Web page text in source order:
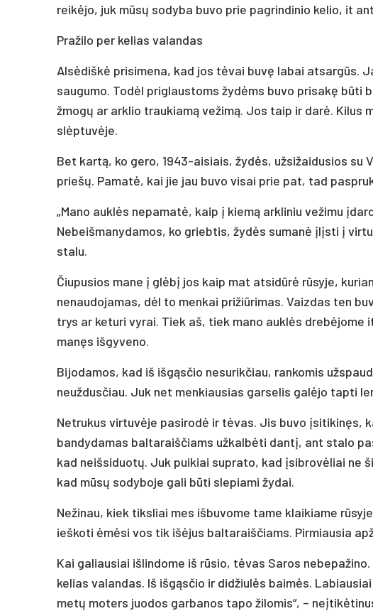
reikėjo, juk mūsų sodyba buvo prie pagrindinio kelio, it
Pražilo per kelias valandas
Alsėdiškė prisimena, kad jos tėvai buvę labai atsargūs.
saugumo. Todėl priglaustoms žydėms buvo prisakę
žmogų ar arklio traukiamą vežimą. Jos taip ir darė.
slėptuvėje.
Bet kartą, ko gero, 1943-aisiais, žydės, užsižaidusios
priešų. Pamatė, kai jie jau buvo visai prie pat, tad
„Mano auklės nepamatė, kaip į kiemą arkliniu vežimu
Nebeišmanydamos, ko griebtis, žydės sumanė įlįsti į
stalu.
Čiupusios mane į glėbį jos kaip mat atsidūrė rūsyje,
nenaudojamas, dėl to menkai prižiūrimas. Vaizdas ten
trys ar keturi vyrai. Tiek aš, tiek mano auklės
manęs išgyveno.
Bijodamos, kad iš išgąsčio nesurikčiau, rankomis
neuždusčiau. Juk net menkiausias garselis galėjo tapti
Netrukus virtuvėje pasirodė ir tėvas. Jis buvo įsitikinęs,
bandydamas baltaraiščiams užkalbėti dantį, ant stalo
kad neišsiduotų. Juk puikiai suprato, kad įsibrovėliai ne
kad mūsų sodyboje gali būti slepiami žydai.
Nežinau, kiek tiksliai mes išbuvome tame klaikiame
ieškoti ėmėsi vos tik išėjus baltaraiščiams. Pirmiausia
Kai galiausiai išlindome iš rūsio, tėvas Saros
kelias valandas. Iš išgąsčio ir didžiulės baimės.
metų moters juodos garbanos tapo žilomis“, –